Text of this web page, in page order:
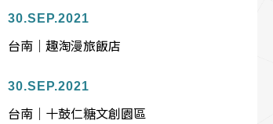
30.SEP.2021
台南｜趣淘漫旅飯店
30.SEP.2021
台南｜十鼓仁糖文創園區